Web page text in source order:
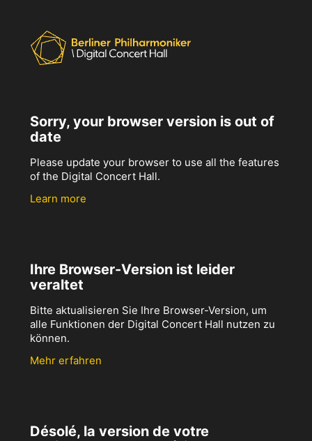
Sorry, your browser version is out of
date
Please update your browser to use all the features
of the Digital Concert Hall.
Learn more
Ihre Browser-Version ist leider
veraltet
Bitte aktualisieren Sie Ihre Browser-Version, um
alle Funktionen der Digital Concert Hall nutzen zu
können.
Mehr erfahren
Désolé, la version de votre